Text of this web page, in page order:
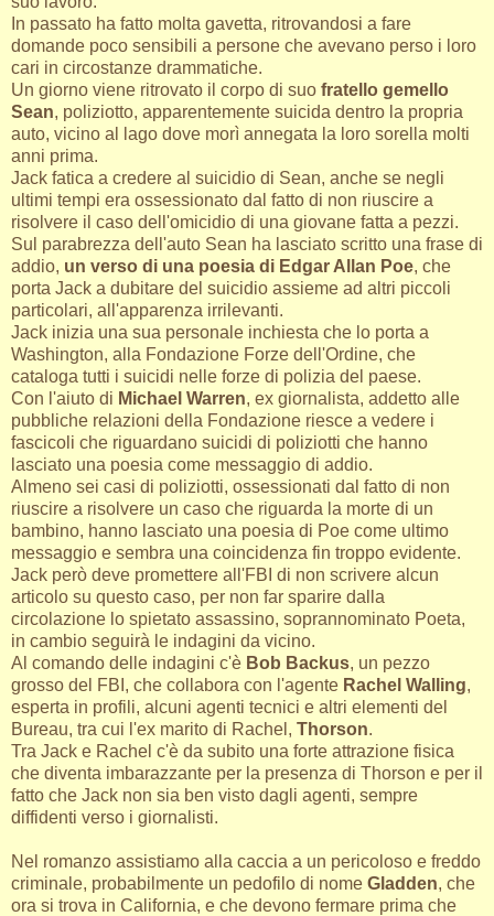
In passato ha fatto molta gavetta, ritrovandosi a fare
domande poco sensibili a persone che avevano perso i loro
cari in circostanze drammatiche.
Un giorno viene ritrovato il corpo di suo fratello gemello
Sean, poliziotto, apparentemente suicida dentro la propria
auto, vicino al lago dove morì annegata la loro sorella molti
anni prima.
Jack fatica a credere al suicidio di Sean, anche se negli
ultimi tempi era ossessionato dal fatto di non riuscire a
risolvere il caso dell'omicidio di una giovane fatta a pezzi.
Sul parabrezza dell'auto Sean ha lasciato scritto una frase di
addio, un verso di una poesia di Edgar Allan Poe, che
porta Jack a dubitare del suicidio assieme ad altri piccoli
particolari, all'apparenza irrilevanti.
Jack inizia una sua personale inchiesta che lo porta a
Washington, alla Fondazione Forze dell'Ordine, che
cataloga tutti i suicidi nelle forze di polizia del paese.
Con l'aiuto di Michael Warren, ex giornalista, addetto alle
pubbliche relazioni della Fondazione riesce a vedere i
fascicoli che riguardano suicidi di poliziotti che hanno
lasciato una poesia come messaggio di addio.
Almeno sei casi di poliziotti, ossessionati dal fatto di non
riuscire a risolvere un caso che riguarda la morte di un
bambino, hanno lasciato una poesia di Poe come ultimo
messaggio e sembra una coincidenza fin troppo evidente.
Jack però deve promettere all'FBI di non scrivere alcun
articolo su questo caso, per non far sparire dalla
circolazione lo spietato assassino, soprannominato Poeta,
in cambio seguirà le indagini da vicino.
Al comando delle indagini c'è Bob Backus, un pezzo
grosso del FBI, che collabora con l'agente Rachel Walling,
esperta in profili, alcuni agenti tecnici e altri elementi del
Bureau, tra cui l'ex marito di Rachel, Thorson.
Tra Jack e Rachel c'è da subito una forte attrazione fisica
che diventa imbarazzante per la presenza di Thorson e per il
fatto che Jack non sia ben visto dagli agenti, sempre
diffidenti verso i giornalisti.
Nel romanzo assistiamo alla caccia a un pericoloso e freddo
criminale, probabilmente un pedofilo di nome Gladden, che
ora si trova in California, e che devono fermare prima che